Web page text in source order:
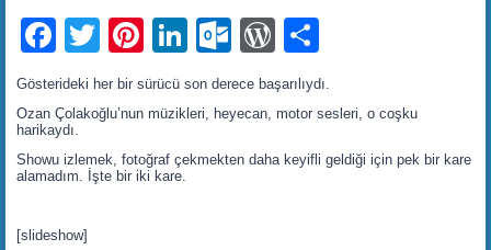
Facebook
TwitterPinterest
LinkedIn
Outlook.com
WordPress
Gösterideki her bir sürücü son derece başarılıydı.
Ozan Çolakoğlu’nun müzikleri, heyecan, motor sesleri, o coşku
harikaydı.
Showu izlemek, fotoğraf çekmekten daha keyifli geldiği için pek bir kare
alamadım. İşte bir iki kare.
[slideshow]